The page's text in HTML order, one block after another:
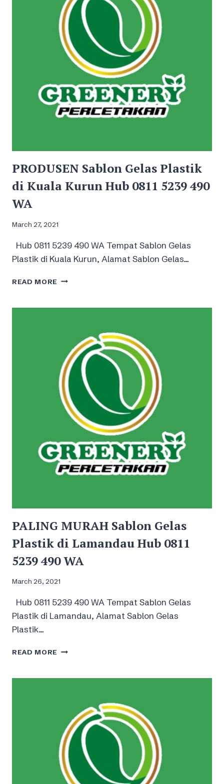
0811
5239
WA
PRODUSEN Sablon Gelas Plastik
di Kuala Kurun Hub 0811 5239 490
WA
March 27, 2021
Hub 0811 5239 490 WA Tempat Sablon Gelas
Plastik di Kuala Kurun, Alamat Sablon Gelas…
READ MORE PRODUSEN
PLASTIK
KURUN
HUB
0811
5239
WA
PALING MURAH Sablon Gelas
Plastik di Lamandau Hub 0811
5239 490 WA
March 26, 2021
Hub 0811 5239 490 WA Tempat Sablon Gelas
Plastik di Lamandau, Alamat Sablon Gelas
Plastik…
READ MORE PALING
GELAS
LAMANDAU
HUB
0811
5239
WA